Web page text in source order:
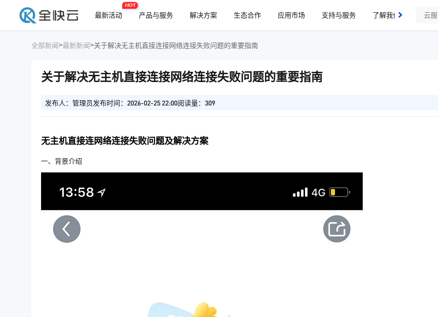
最新活动
HOT
产品与服务 解决方案 生态合作 应用市场 支持与服务 了解我们
全部新闻>最新新闻>关于解决无主机直接连接网络连接失败问题的重要指南
关于解决无主机直接连接网络连接失败问题的重要指南
发布人：管理员发布时间：2026-02-25 22:00阅读量：309
无主机直接连网络连接失败问题及解决方案
一、背景介绍